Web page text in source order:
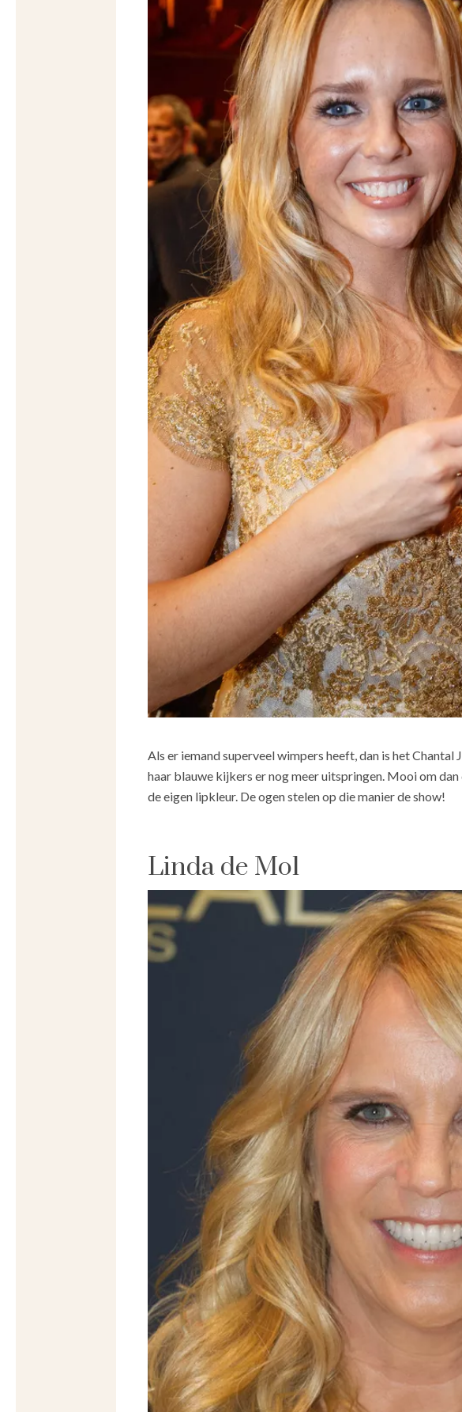
Als er iemand superveel wimpers heeft, dan is het Chantal
haar blauwe kijkers er nog meer uitspringen. Mooi om
de eigen lipkleur. De ogen stelen op die manier de show!
Linda de Mol